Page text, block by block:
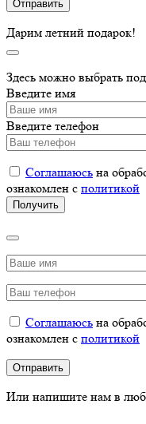
Дарим летний подарок!
Здесь можно выбрать
Введите имя
Введите телефон
Соглашаюсь на
ознакомлен с политикой
Соглашаюсь на
ознакомлен с политикой
Или напишите нам в